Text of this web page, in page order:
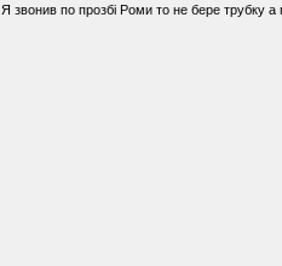
Я звонив по прозбі Роми то не бере трубку а